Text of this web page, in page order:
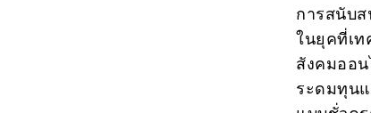
การสนับ
ในยุคที่เท
สังคมออ
ระดมทุน